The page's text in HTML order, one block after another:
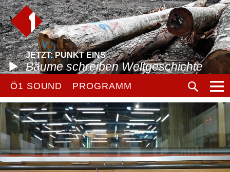
JETZT: PUNKT EINS
Bäume schreiben Weltgeschichte
Ö1 SOUND PROGRAMM